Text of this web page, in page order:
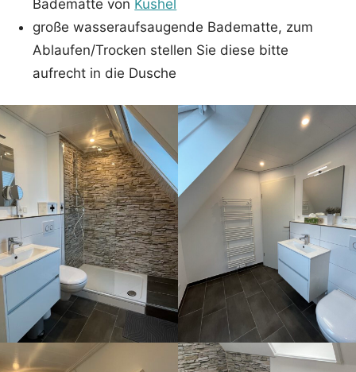
Badematte von Kushel
große wasseraufsaugende Badematte, zum
Ablaufen/Trocken stellen Sie diese bitte
aufrecht in die Dusche